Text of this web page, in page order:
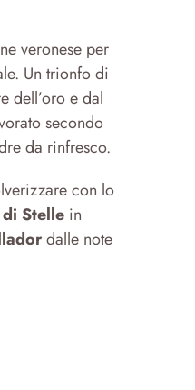
veronese per
Un trionfo di
dell’oro e dal
secondo
da rinfresco.
con lo
Stellein
dalle note